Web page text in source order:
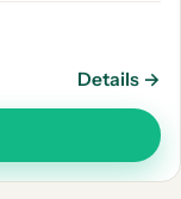
Details →